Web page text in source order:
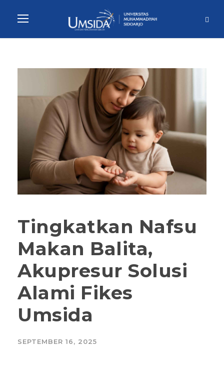
Tingkatkan Nafsu
Makan Balita,
Akupresur Solusi
Alami Fikes
Umsida
SEPTEMBER 16, 2025